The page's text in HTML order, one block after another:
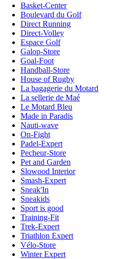
Basket-Center
Boulevard du Golf
Direct Running
Direct-Volley
Espace Golf
Galop-Store
Goal-Foot
Handball-Store
House of Rugby
La bagagerie du Motard
La sellerie de Maé
Le Motard Bleu
Made in Paradis
Nauti-wave
On-Fight
Padel-Expert
Pecheur-Store
Pet and Garden
Slowood Interior
Smash-Expert
Sneak'In
Sneakids
Sport is good
Training-Fit
Trek-Expert
Triathlon Expert
Vélo-Store
Winter Expert